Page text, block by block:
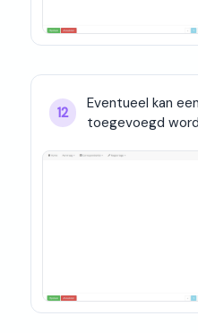
12
Eventueel kan
toegevoegd